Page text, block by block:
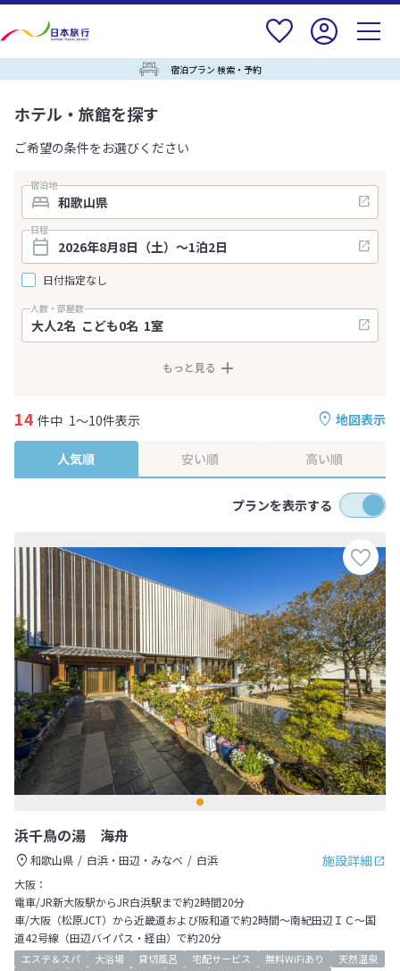
宿泊プラン 検索・予約
ホテル・旅館を探す
ご希望の条件をお選びください
宿泊地
日程
日付指定なし
人数・部屋数
もっと見る
地図表示
14 件中 1～10件表示
人気順 安い順 高い順
プランを表示する
浜千鳥の湯 海舟
施設詳細
和歌山県 白浜・田辺・みなべ
白浜
大阪：
電車/JR新大阪駅からJR白浜駅まで約2時間20分
車/大阪（松原JCT）から近畿道および阪和道で約2時間～南紀田辺ＩＣ～国
道42号線（田辺バイパス・経由）で約20分
エステ＆スパ 大浴場 貸切風呂 宅配サービス 無料WiFiあり
天然温泉